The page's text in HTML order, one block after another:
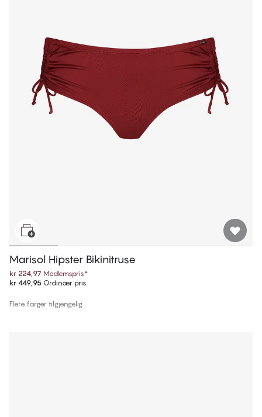
Marisol Hipster Bikinitruse
kr 224,97 Medlemspris*
kr 449,95 Ordinær pris
Flere farger tilgjengelig